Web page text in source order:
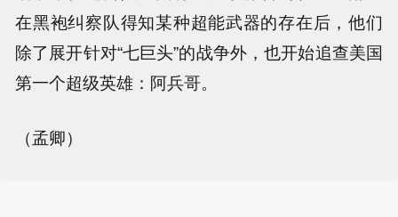
在黑袍纠察队得知某种超能武器的存在后，他们
除了展开针对“七巨头”的战争外，也开始追查美国
第一个超级英雄：阿兵哥。
（孟卿）